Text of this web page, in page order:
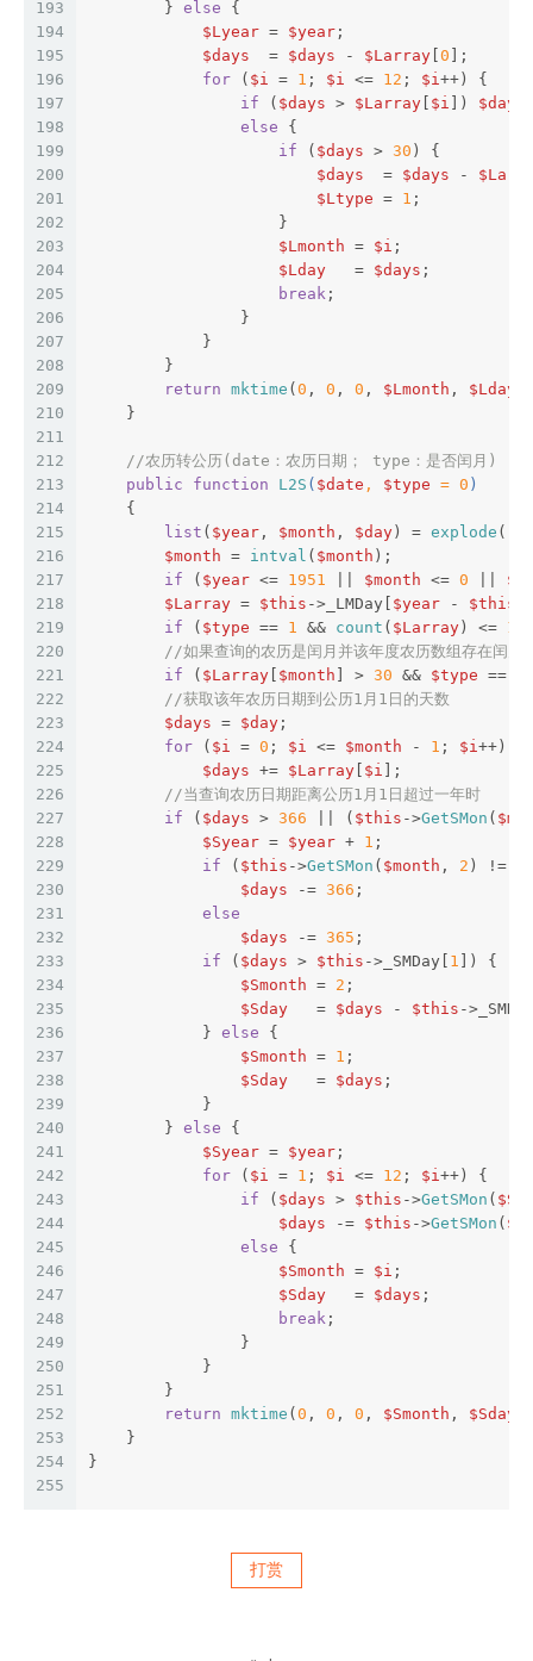
193
194
195
196
197
198
199
200
201
202
203
204
205
206
207
208
209
210
211
212
213
214
215
216
217
218
219
220
221
222
223
224
225
226
227
228
229
230
231
232
233
234
235
236
237
238
239
240
241
242
243
244
245
246
247
248
249
250
251
252
253
254
255
        }
else {
$Lyear = $year ;
$days
  =
$days - $Larray 0 ];
for ( $i = 1 ; $i <= 12 ; $i++) {
if ( $days > $Larray $i ]) $days
else {
if ( $days > 30 ) {
$days
  =
$days -
$Ltype = 1 ;
                    }
$Lmonth = $i ;
$Lday
   =
$days ;
break ;
                }
            }
        }
return mktime ( 0 , 0 , 0 , $Lmonth , $Lday
    }
//农历转公历(date：农历日期； type：是否闰月)
public
function L2S ( $date , $type = 0 )
{
list ( $year , $month , $day ) = explode (
$month = intval ( $month );
if ( $year <= 1951 $month <= 0
$Larray = $this ->_LMDay[ $year - $this
if ( $type == 1 && count ( $Larray ) <= 12
//如果查询的农历是闰月并该年度农历数组存在闰月
if ( $Larray $month ] > 30 && $type ==
//获取该年农历日期到公历1月1日的天数
$days = $day ;
for ( $i = 0 ; $i <= $month - 1 ; $i++)
$days += $Larray $i ];
//当查询农历日期距离公历1月1日超过一年时
if ( $days > 366 || ( $this ->GetSMon (
$Syear = $year + 1 ;
if ( $this ->GetSMon ( $month , 2 ) !=
$days -= 366 ;
else
$days -= 365 ;
if ( $days > $this ->_SMDay[ 1 ]) {
$Smonth = 2 ;
$Sday
   =
$days - $this -
            }
else {
$Smonth = 1 ;
$Sday
   =
$days ;
            }
        }
else {
$Syear = $year ;
for ( $i = 1 ; $i <= 12 ; $i++) {
if ( $days > $this ->GetSMon (
$days -= $this ->GetSMon (
else {
$Smonth = $i ;
$Sday
   =
$days ;
break ;
                }
            }
        }
return mktime ( 0 , 0 , 0 , $Smonth , $Sday
    }
}
打赏